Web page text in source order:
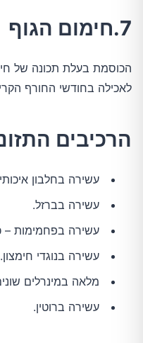
7.חימום הגוף
הכוסמת בעלת תכונה של
לאכילה בחודשי החורף
הרכיבים
עשירה בחלבון
עשירה בברזל.
עשירה בפחמימות – כ-80
עשירה בנוגדי חימצון.
מלאה במינרלים
עשירה ברוטין.